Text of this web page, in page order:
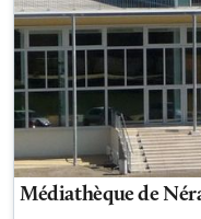
Médiathèque de